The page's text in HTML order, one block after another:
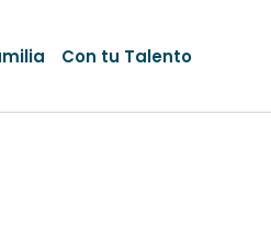
Con tu Talento